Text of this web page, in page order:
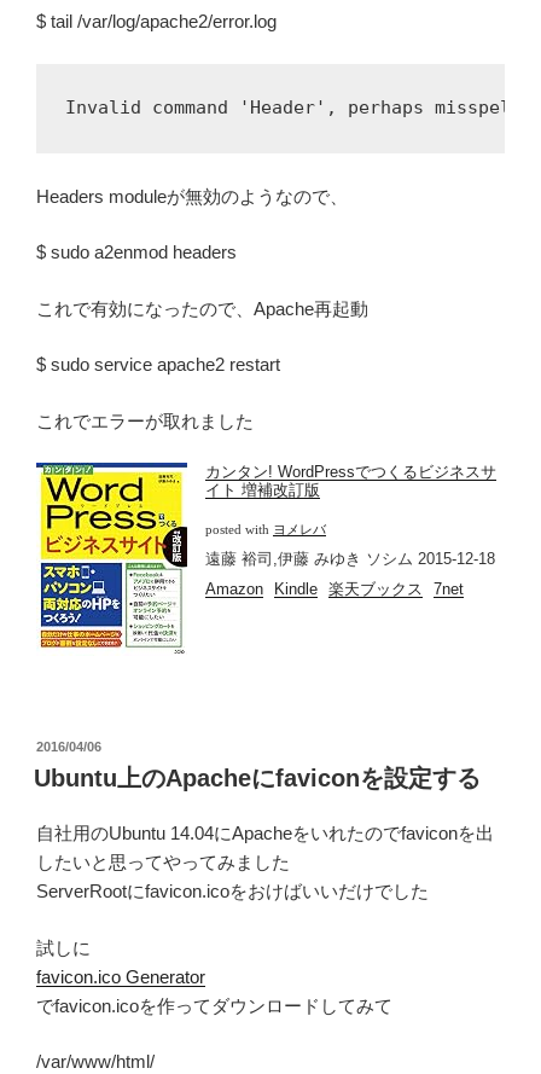
$ tail /var/log/apache2/error.log
Headers moduleが無効のようなので、
$ sudo a2enmod headers
これで有効になったので、Apache再起動
$ sudo service apache2 restart
これでエラーが取れました
カンタン! WordPressでつくるビジネスサ
イト 増補改訂版
posted with ヨメレバ
遠藤 裕司,伊藤 みゆき ソシム 2015-12-18
Amazon
Kindle 楽天ブックス 7net
投
稿
日:
2016/04/06
Ubuntu上のApacheにfaviconを設定する
自社用のUbuntu 14.04にApacheをいれたのでfaviconを出
したいと思ってやってみました
ServerRootにfavicon.icoをおけばいいだけでした
試しに
favicon.ico Generator
でfavicon.icoを作ってダウンロードしてみて
/var/www/html/